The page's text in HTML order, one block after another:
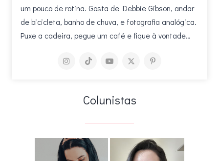
um pouco de rotina. Gosta de Debbie Gibson, andar
de bicicleta, banho de chuva, e fotografia analógica.
Puxe a cadeira, pegue um café e fique à vontade…
Colunistas